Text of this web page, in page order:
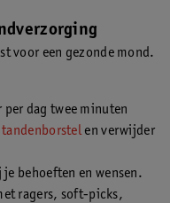
voor een gezonde mond.
per dag twee minuten
en verwijder
behoeften en wensen.
ragers, soft-picks,